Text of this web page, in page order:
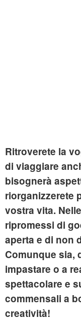
Ritroverete la
di viaggiare
bisognerà
riorganizzerete
vostra vita.
ripromessi di
aperta e di non
Comunque sia,
impastare o a
spettacolare e
commensali a
creatività!